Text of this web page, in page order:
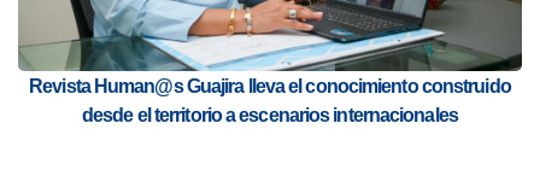
Revista Human@s Guajira lleva el conocimiento construido
desde el territorio a escenarios internacionales